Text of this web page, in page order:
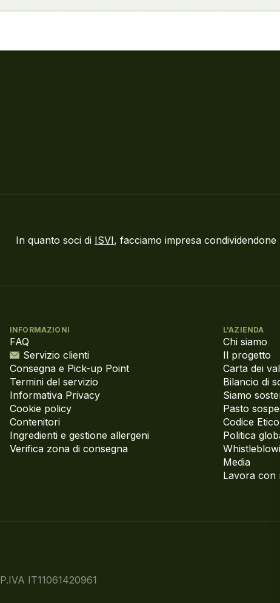
In quanto soci di ISVI, facciamo impresa condividendone
INFORMAZIONI
FAQ
Servizio clienti
Consegna e Pick-up Point
Termini del servizio
Informativa Privacy
Cookie policy
Contenitori
Ingredienti e gestione allergeni
Verifica zona di consegna
L'AZIENDA
Chi siamo
Il progetto
Carta dei
Bilancio di
Siamo
Pasto
Codice Etico
Politica
Media
Lavora con
P.IVA IT11061420961